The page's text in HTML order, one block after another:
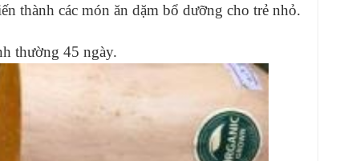
thành các món ăn dặm bổ dưỡng cho trẻ nhỏ.
thường 45 ngày.